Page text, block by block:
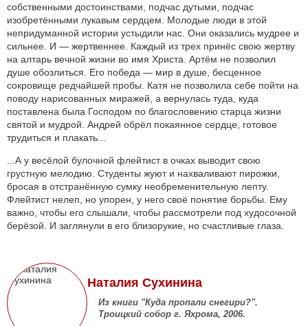
собственными достоинствами, подчас дутыми, подчас
изобретёнными лукавым сердцем. Молодые люди в этой
непридуманной истории устыдили нас. Они оказались мудрее и
сильнее. И — жертвеннее. Каждый из трех принёс свою жертву
на алтарь вечной жизни во имя Христа. Артём не позволил
душе обозлиться. Его победа — мир в душе, бесценное
сокровище редчайшей пробы. Катя не позволила себе пойти на
поводу нарисованных миражей, а вернулась туда, куда
поставлена была Господом по благословению старца жизни
святой и мудрой. Андрей обрёл покаянное сердце, готовое
трудиться и плакать...
...А у весёлой булочной флейтист в очках выводит свою
грустную мелодию. Студенты жуют и нахваливают пирожки,
бросая в отстранённую сумку необременительную лепту.
Флейтист нелеп, но упорен, у него своё понятие борьбы. Ему
важно, чтобы его слышали, чтобы рассмотрели под худосочной
берёзой. И заглянули в его близорукие, но счастливые глаза.
Наталия Сухинина
Из книги "Куда пропали снегири?".
Троицкий собор г. Яхрома, 2006.